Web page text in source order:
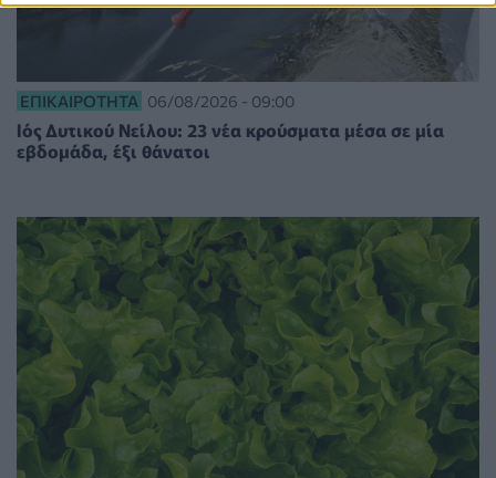
ΕΠΙΚΑΙΡΌΤΗΤΑ 06/08/2026 - 09:00
Ιός Δυτικού Νείλου: 23 νέα κρούσματα μέσα σε μία
εβδομάδα, έξι θάνατοι